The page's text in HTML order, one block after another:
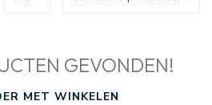
GEVONDEN!
MET WINKELEN